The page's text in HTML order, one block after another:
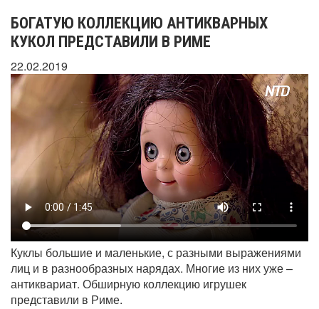
БОГАТУЮ КОЛЛЕКЦИЮ АНТИКВАРНЫХ
КУКОЛ ПРЕДСТАВИЛИ В РИМЕ
22.02.2019
Куклы большие и маленькие, с разными выражениями
лиц и в разнообразных нарядах. Многие из них уже –
антиквариат. Обширную коллекцию игрушек
представили в Риме.